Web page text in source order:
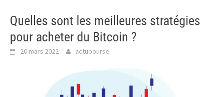
Quelles sont les meilleures stratégies
pour acheter du Bitcoin ?
20 mars 2022 actubourse